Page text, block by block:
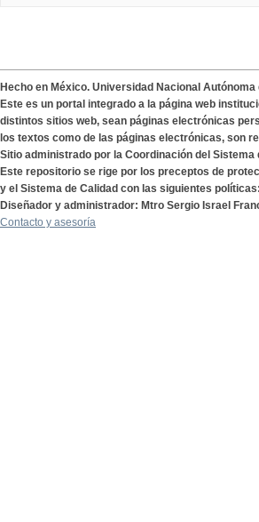
Hecho en México. Universidad Nacional
Este es un portal integrado a la página web
distintos sitios web, sean páginas electrónicas
los textos como de las páginas electrónicas, son
Sitio administrado por la Coordinación del Sistema
Este repositorio se rige por los preceptos de
y el Sistema de Calidad con las siguientes políticas:
Diseñador y administrador: Mtro Sergio Israel
Contacto y asesoría